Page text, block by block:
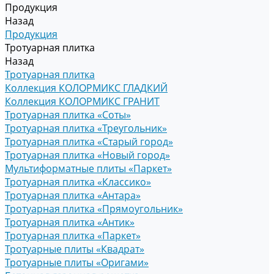
Продукция
Назад
Продукция
Тротуарная плитка
Назад
Тротуарная плитка
Коллекция КОЛОРМИКС ГЛАДКИЙ
Коллекция КОЛОРМИКС ГРАНИТ
Тротуарная плитка «Соты»
Тротуарная плитка «Треугольник»
Тротуарная плитка «Старый город»
Тротуарная плитка «Новый город»
Мультиформатные плиты «Паркет»
Тротуарная плитка «Классико»
Тротуарная плитка «Антара»
Тротуарная плитка «Прямоугольник»
Тротуарная плитка «Антик»
Тротуарная плитка «Паркет»
Тротуарные плиты «Квадрат»
Тротуарные плиты «Оригами»